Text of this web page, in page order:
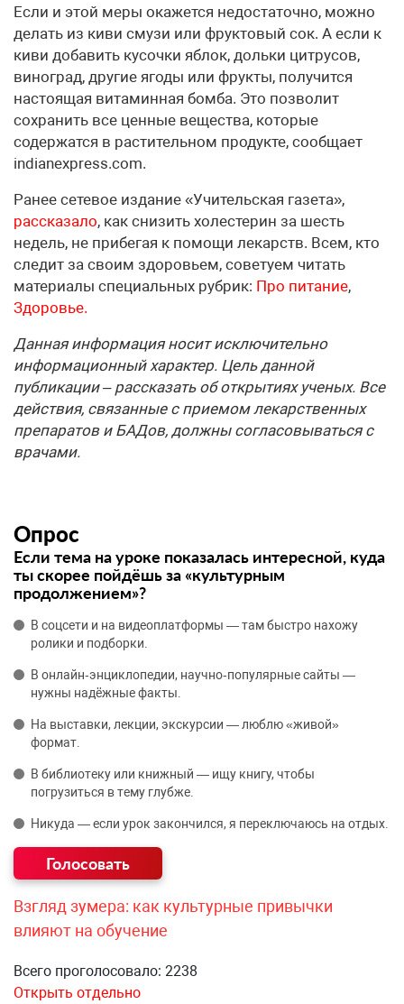
Если и этой меры окажется недостаточно, можно
делать из киви смузи или фруктовый сок. А если к
киви добавить кусочки яблок, дольки цитрусов,
виноград, другие ягоды или фрукты, получится
настоящая витаминная бомба. Это позволит
сохранить все ценные вещества, которые
содержатся в растительном продукте, сообщает
indianexpress.com.
Ранее сетевое издание «Учительская газета»,
рассказало, как снизить холестерин за шесть
недель, не прибегая к помощи лекарств. Всем, кто
следит за своим здоровьем, советуем читать
материалы специальных рубрик: Про питание,
Здоровье.
Данная информация носит исключительно
информационный характер. Цель данной
публикации – рассказать об открытиях ученых. Все
действия, связанные с приемом лекарственных
препаратов и БАДов, должны согласовываться с
врачами.
Опрос
Если тема на уроке показалась интересной, куда
ты скорее пойдёшь за «культурным
продолжением»?
В соцсети и на видеоплатформы — там быстро нахожу
ролики и подборки.
В онлайн‑энциклопедии, научно‑популярные сайты —
нужны надёжные факты.
На выставки, лекции, экскурсии — люблю «живой»
формат.
В библиотеку или книжный — ищу книгу, чтобы
погрузиться в тему глубже.
Никуда — если урок закончился, я переключаюсь на отдых.
Взгляд зумера: как культурные привычки
влияют на обучение
Всего проголосовало: 2238
Открыть отдельно